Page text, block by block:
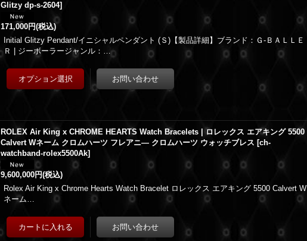
Glitzy dp-s-2604]
171,000円(税込)
Initial Glitzy Pendant/イニシャルペンダント (Ｓ)【製品詳細】ブランド：Ｇ-ＢＡＬＬＥ
Ｒ | ジーボーラージャンル：…
ROLEX Air King x CHROME HEARTS Watch Bracelets | ロレックス エアキング 5500
Calvert Wネーム クロムハーツ フレアニ― クロムハーツ ウォッチブレス [ch-
watchband-rolex5500Ak]
9,600,000円(税込)
Rolex Air King x Chrome Hearts Watch Bracelet ロレックス エアキング 5500 Calvert W
ネーム…